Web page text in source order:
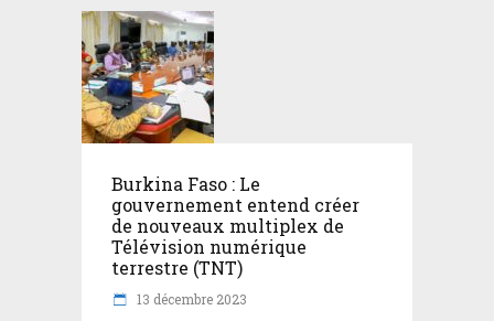
Burkina Faso : Le
gouvernement entend créer
de nouveaux multiplex de
Télévision numérique
terrestre (TNT)
13 décembre 2023